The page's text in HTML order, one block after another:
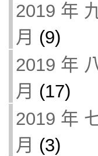
2019 年
月 (9)
2019 年
月 (17)
2019 年
月 (3)